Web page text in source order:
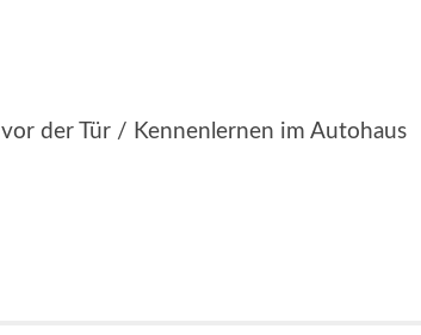
der Tür / Kennenlernen im Autohaus